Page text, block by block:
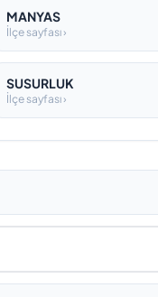
MANYAS
İlçe sayfası ›
SUSURLUK
İlçe sayfası ›